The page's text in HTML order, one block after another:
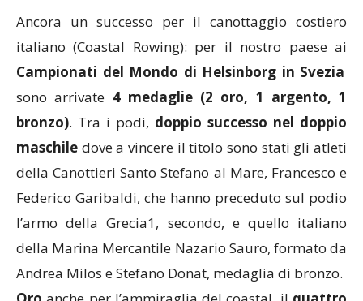
Ancora un successo per il canottaggio costiero
italiano (Coastal Rowing): per il nostro paese ai
Campionati del Mondo di Helsinborg in Svezia
sono arrivate 4 medaglie (2 oro, 1 argento, 1
bronzo). Tra i podi, doppio successo nel doppio
maschile dove a vincere il titolo sono stati gli atleti
della Canottieri Santo Stefano al Mare, Francesco e
Federico Garibaldi, che hanno preceduto sul podio
l’armo della Grecia1, secondo, e quello italiano
della Marina Mercantile Nazario Sauro, formato da
Andrea Milos e Stefano Donat, medaglia di bronzo.